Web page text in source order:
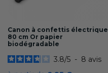
Canon à confettis électrique
80 cm Or papier
biodégradable
3.8/5 - 8 avis